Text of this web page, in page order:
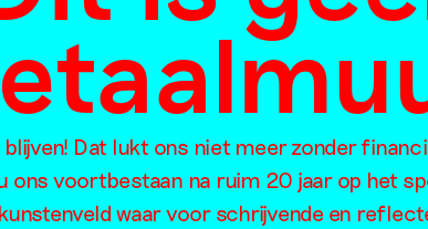
Dat lukt ons niet meer zonder
ons voortbestaan na ruim 20 jaar op het
waar voor schrijvende en